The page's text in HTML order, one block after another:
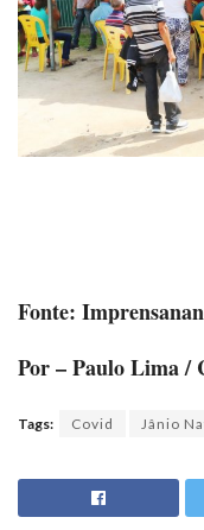
Fonte:
Por – Paulo Lima /
Tags: Covid Jânio